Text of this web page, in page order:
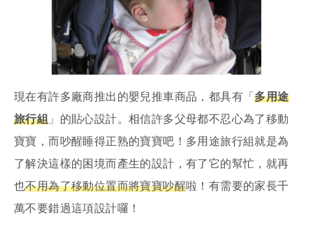
現在有許多廠商推出的嬰兒推車商品，都具有「多用途
旅行組 」的貼心設計。相信許多父母都不忍心為了移動
寶寶，而吵醒睡得正熟的寶寶吧！多用途旅行組就是為
了解決這樣的困境而產生的設計，有了它的幫忙，就再
也不用為了移動位置而將寶寶吵醒啦！有需要的家長千
萬不要錯過這項設計囉！